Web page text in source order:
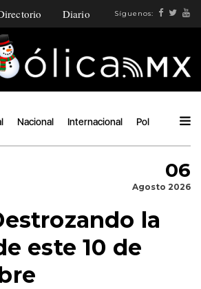
Diario Síguenos:
Nacional Internacional Política
06
Agosto 2026
la
este 10 de